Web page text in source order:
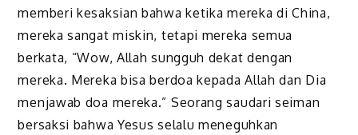
memberi kesaksian bahwa ketika mereka di China,
mereka sangat miskin, tetapi mereka semua
berkata, “Wow, Allah sungguh dekat dengan
mereka. Mereka bisa berdoa kepada Allah dan Dia
menjawab doa mereka.” Seorang saudari seiman
bersaksi bahwa Yesus selalu meneguhkan